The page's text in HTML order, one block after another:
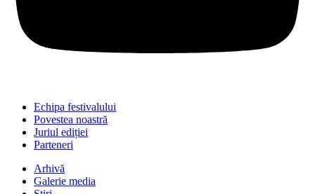
Echipa festivalului
Povestea noastră
Juriul ediției
Parteneri
Arhivă
Galerie media